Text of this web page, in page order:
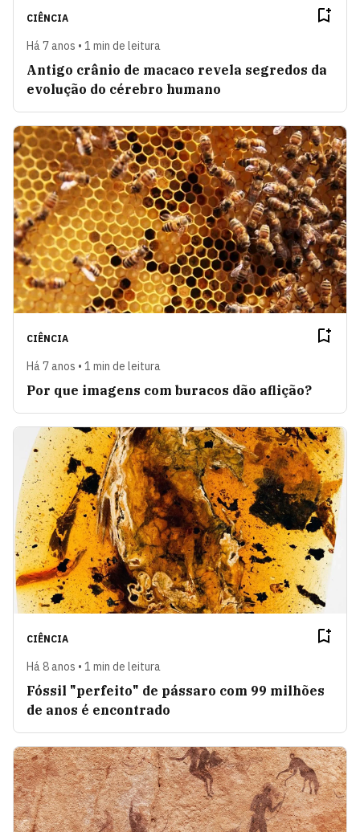
CIÊNCIA
Há 7 anos • 1 min de leitura
Antigo crânio de macaco revela segredos da
evolução do cérebro humano
CIÊNCIA
Há 7 anos • 1 min de leitura
Por que imagens com buracos dão aflição?
CIÊNCIA
Há 8 anos • 1 min de leitura
Fóssil "perfeito" de pássaro com 99 milhões
de anos é encontrado